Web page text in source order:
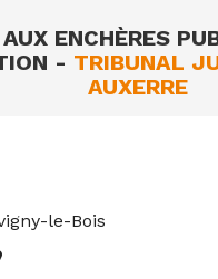
ENCHÈRES
- TRIBUNAL
AUXERRE
le-Bois